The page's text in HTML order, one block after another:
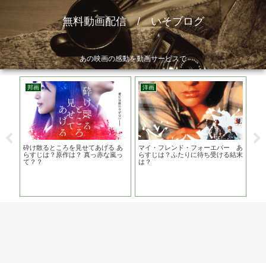
無料動画配信 / いそブログ
あの映画の感動を動画サービスで
邦画
砕け散るところを見せてあげる あ
らすじは？原作は？ 真っ赤な嵐っ
て？？
洋画
マイ・フレンド・フォーエバー あ
らすじは？ふたりに待ち受ける結末
は？